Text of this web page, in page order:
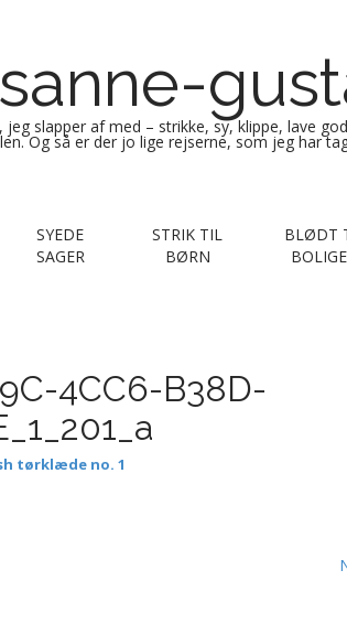
slapper af med – strikke, sy, klippe, lave
Og så er der jo lige rejserne, som jeg har
SYEDE
SAGER
STRIK TIL
BØRN
BLØDT
4CC6-B38D-
tørklæde no. 1